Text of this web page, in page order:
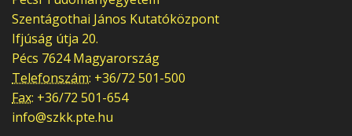
Szentágothai János Kutatóközpont
Ifjúság útja 20.
Pécs 7624 Magyarország
Telefonszám: +36/72 501-500
Fax: +36/72 501-654
info@szkk.pte.hu